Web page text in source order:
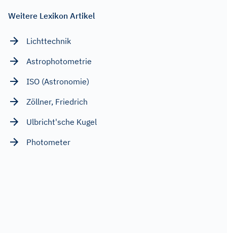
Weitere Lexikon Artikel
Lichttechnik
Astrophotometrie
ISO (Astronomie)
Zöllner, Friedrich
Ulbricht'sche Kugel
Photometer